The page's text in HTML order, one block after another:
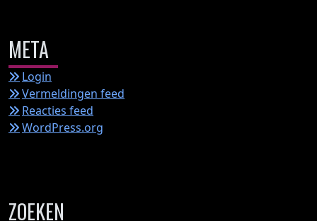
META
Login
Vermeldingen feed
Reacties feed
WordPress.org
ZOEKEN